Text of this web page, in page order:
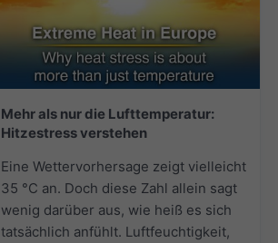
Mehr als nur die Lufttemperatur:
Hitzestress verstehen
Eine Wettervorhersage zeigt vielleicht
35 °C an. Doch diese Zahl allein sagt
wenig darüber aus, wie heiß es sich
tatsächlich anfühlt. Luftfeuchtigkeit,